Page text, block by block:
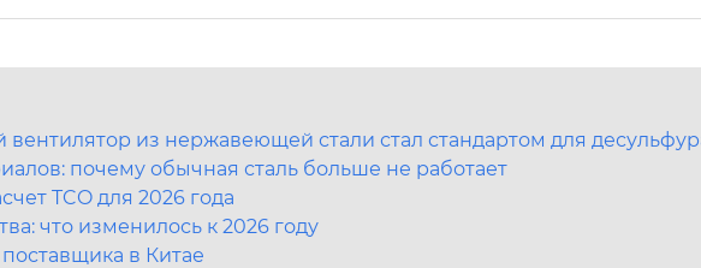
из нержавеющей стали стал стандартом для
почему обычная сталь больше не работает
TCO для 2026 года
что изменилось к 2026 году
в Китае